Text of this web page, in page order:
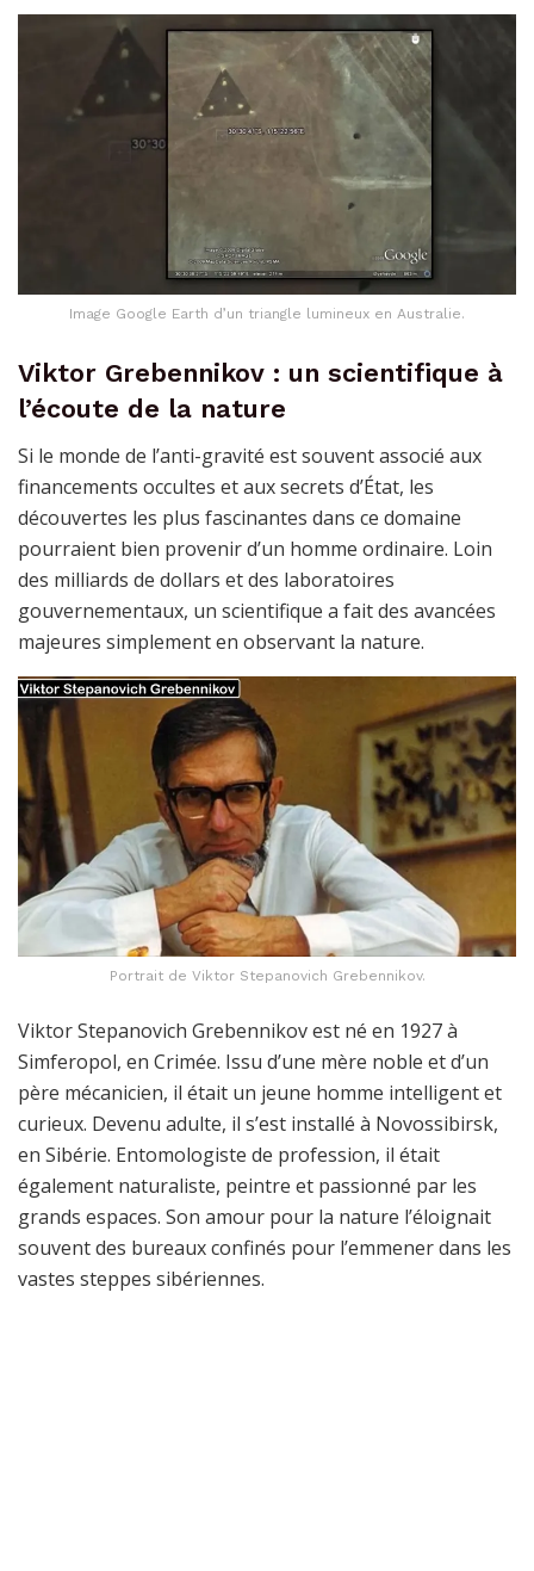
Image Google Earth d’un triangle lumineux en Australie.
Viktor Grebennikov : un scientifique à
l’écoute de la nature
Si le monde de l’anti-gravité est souvent associé aux
financements occultes et aux secrets d’État, les
découvertes les plus fascinantes dans ce domaine
pourraient bien provenir d’un homme ordinaire. Loin
des milliards de dollars et des laboratoires
gouvernementaux, un scientifique a fait des avancées
majeures simplement en observant la nature.
Portrait de Viktor Stepanovich Grebennikov.
Viktor Stepanovich Grebennikov est né en 1927 à
Simferopol, en Crimée. Issu d’une mère noble et d’un
père mécanicien, il était un jeune homme intelligent et
curieux. Devenu adulte, il s’est installé à Novossibirsk,
en Sibérie. Entomologiste de profession, il était
également naturaliste, peintre et passionné par les
grands espaces. Son amour pour la nature l’éloignait
souvent des bureaux confinés pour l’emmener dans les
vastes steppes sibériennes.